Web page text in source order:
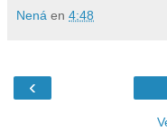
Nená en 4:48
‹